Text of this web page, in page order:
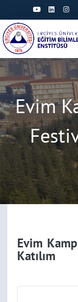
Evim
Evim
Katılım